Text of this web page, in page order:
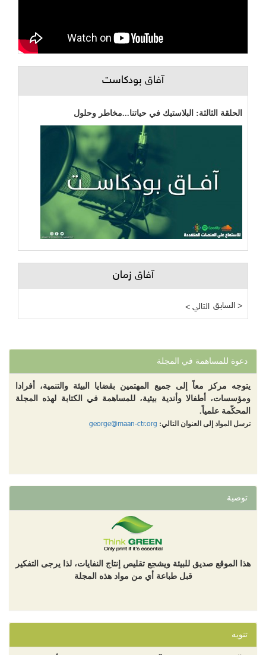
آفاق بودكاست
الحلقة الثالثة: البلاستيك في حياتنا...مخاطر وحلول
آفاق زمان
< التالي السابق >
دعوة للمساهمة في المجلة
يتوجه مركز معاً إلى جميع المهتمين بقضايا البيئة والتنمية، أفرادا
ومؤسسات، أطفالا وأندية بيئية، للمساهمة في الكتابة لهذه المجلة
المحكّمة علمياً.
ترسل المواد إلى العنوان التالي: george@maan-ctr.org
توصية
هذا الموقع صديق للبيئة ويشجع تقليص إنتاج النفايات، لذا يرجى التفكير
قبل طباعة أي من مواد هذه المجلة
تنويه